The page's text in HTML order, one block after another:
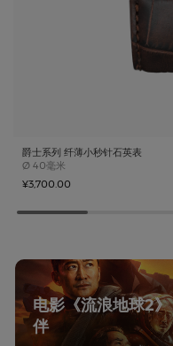
爵士系列 纤薄小秒针石英表
Ø Case size
40毫米
¥3,700.00
电影《流浪地球2
伴